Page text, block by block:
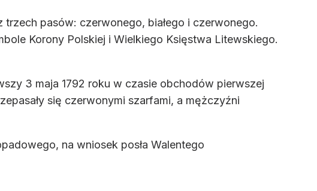
pasów: czerwonego, białego i czerwonego.
Korony Polskiej i Wielkiego Księstwa Litewskiego.
3 maja 1792 roku w czasie obchodów pierwszej
się czerwonymi szarfami, a mężczyźni
na wniosek posła Walentego